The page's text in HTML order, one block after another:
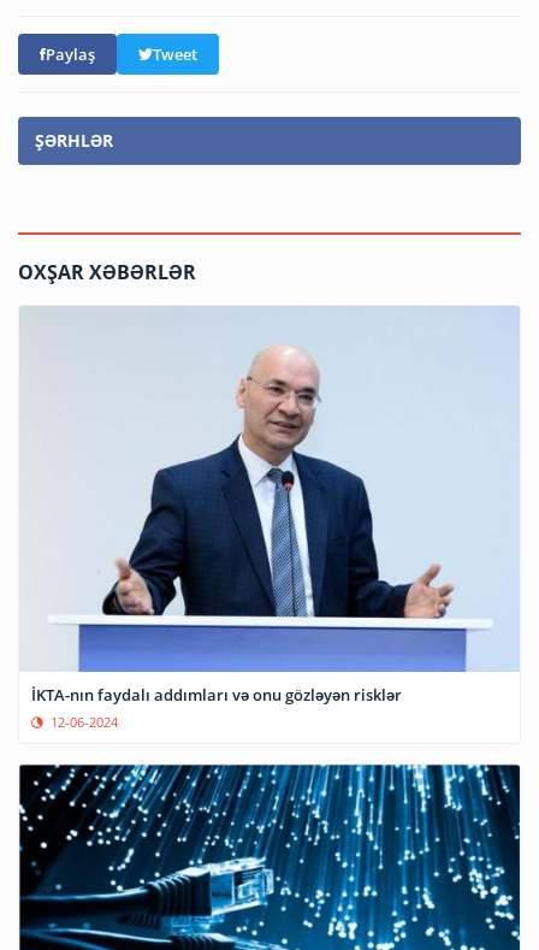
Paylaş Tweet
ŞƏRHLƏR
OXŞAR XƏBƏRLƏR
İKTA-nın faydalı addımları və onu gözləyən risklər
12-06-2024